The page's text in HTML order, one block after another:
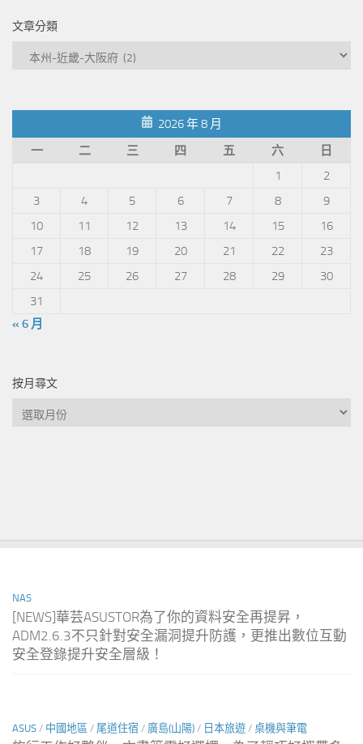
文章分類
類
2026 年 8 月
一
二 三 四 五 六
日
1
2
3
4 5 6 7 8
9
10
11 12 13 14 15
16
17
18 19 20 21 22
23
24
25 26 27 28 29
30
31
« 6 月
按月尋文
按
NAS
[NEWS]華芸ASUSTOR為了你的資料安全再提昇，
ADM2.6.3不只針對安全漏洞提升防護，更推出數位互動
安全登錄提升安全層級！
ASUS / 中國地區 / 尾道住宿 / 廣島(山陽) / 日本旅遊 / 桌機與筆電